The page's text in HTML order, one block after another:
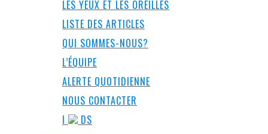
LES YEUX ET LES OREILLES
LISTE DES ARTICLES
QUI SOMMES-NOUS?
L’ÉQUIPE
ALERTE QUOTIDIENNE
NOUS CONTACTER
I
DS